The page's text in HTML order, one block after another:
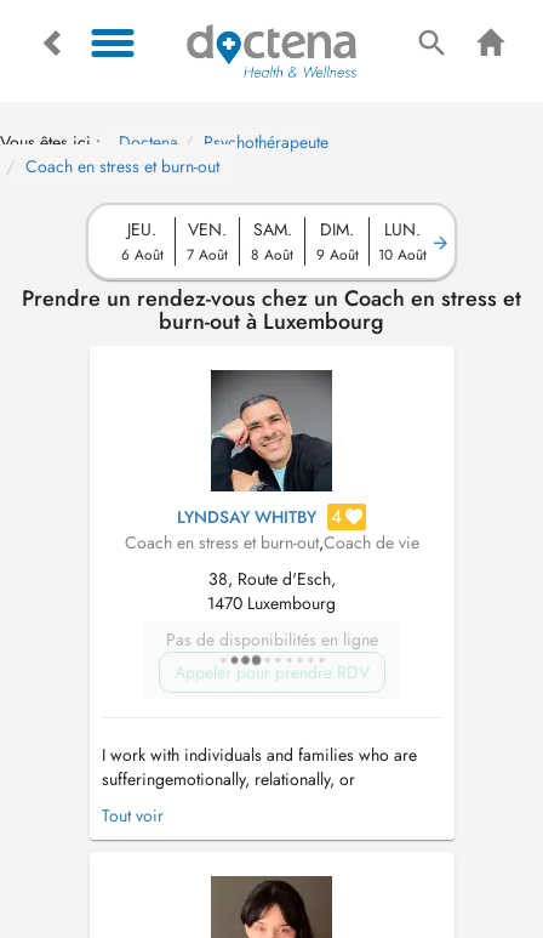
Vous êtes ici : Doctena
Psychothérapeute
Coach en stress et burn-out
JEU.
6 Août
VEN.
7 Août
SAM.
8 Août
DIM.
9 Août
LUN.
10 Août
Prendre un rendez-vous chez un Coach en stress et
burn-out à Luxembourg
LYNDSAY WHITBY 4
Coach en stress et burn-out,Coach de vie
38, Route d'Esch,
1470 Luxembourg
Pas de disponibilités en ligne
Appeler pour prendre RDV
I work with individuals and families who are
sufferingemotionally, relationally, or
inwardlyand who sense that life could feel
different, lighter, and more meaningful than it
awareness, emotional healing, and self-
integration. I support people in und...
Tout voir